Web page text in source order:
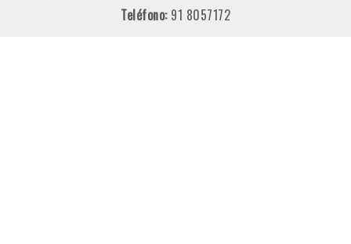
Teléfono: 91 8057172